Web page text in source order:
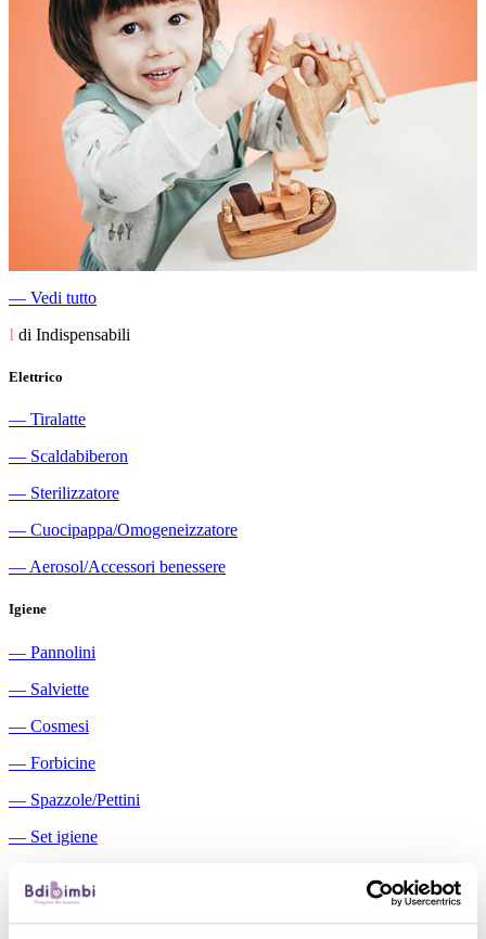
― Vedi tutto
I di Indispensabili
Elettrico
― Tiralatte
― Scaldabiberon
― Sterilizzatore
― Cuocipappa/Omogeneizzatore
― Aerosol/Accessori benessere
Igiene
― Pannolini
― Salviette
― Cosmesi
― Forbicine
― Spazzole/Pettini
― Set igiene
Aspiratori nasali manuali